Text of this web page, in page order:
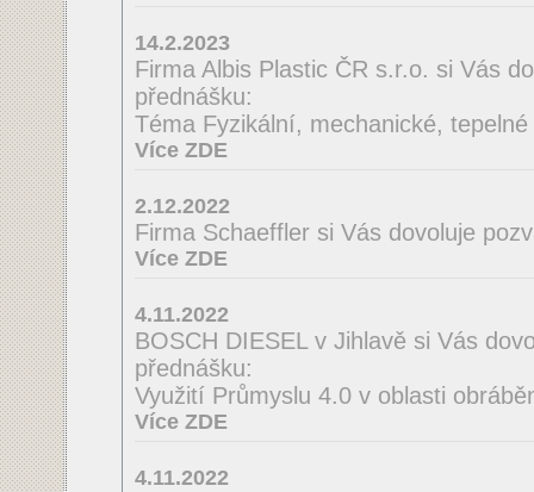
14.2.2023
Firma Albis Plastic ČR s.r.o. si Vás
přednášku:
Téma Fyzikální, mechanické,
Více ZDE
2.12.2022
Firma Schaeffler si Vás dovoluje
Více ZDE
4.11.2022
BOSCH DIESEL v Jihlavě si Vás
přednášku:
Využití Průmyslu 4.0 v oblasti
Více ZDE
4.11.2022